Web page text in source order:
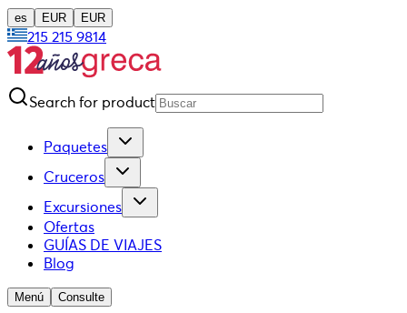
es EUR EUR
215 215 9814
Search for product
Paquetes
Cruceros
Excursiones
Ofertas
GUÍAS DE VIAJES
Blog
Menú Consulte